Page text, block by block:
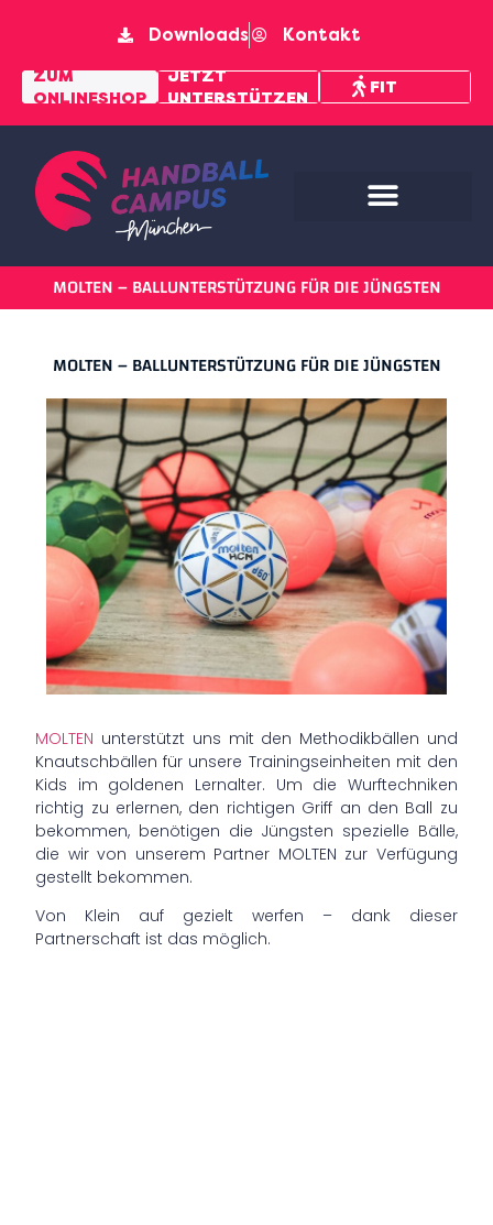
Downloads Kontakt
ZUM
ONLINESHOP
JETZT
UNTERSTÜTZEN
FIT
PFAD
MOLTEN – BALLUNTERSTÜTZUNG FÜR DIE JÜNGSTEN
MOLTEN – BALLUNTERSTÜTZUNG FÜR DIE JÜNGSTEN
MOLTEN unterstützt uns mit den Methodikbällen und
Knautschbällen für unsere Trainingseinheiten mit den
Kids im goldenen Lernalter. Um die Wurftechniken
richtig zu erlernen, den richtigen Griff an den Ball zu
bekommen, benötigen die Jüngsten spezielle Bälle,
die wir von unserem Partner MOLTEN zur Verfügung
gestellt bekommen.
Von Klein auf gezielt werfen – dank dieser
Partnerschaft ist das möglich.